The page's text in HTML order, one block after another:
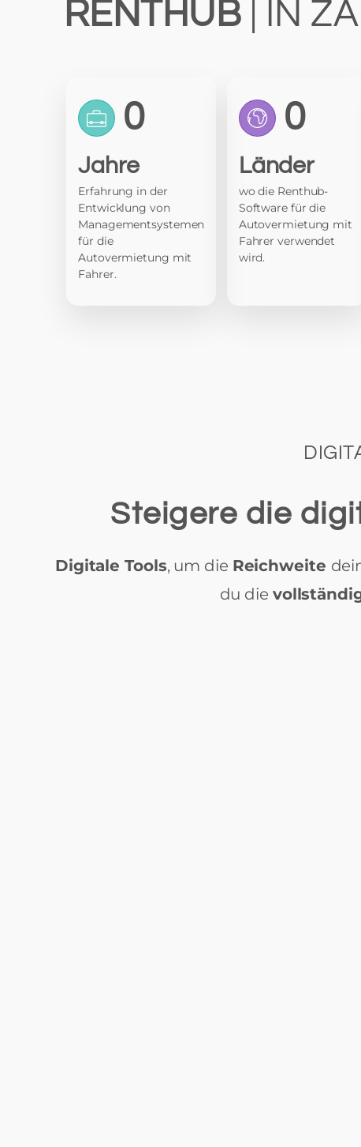
RENTHUB | IN
0
Jahre
Erfahrung in der
Entwicklung von
Managementsystemen
für die
Autovermietung mit
Fahrer.
0
Länder
wo die Renthub-
Software für die
Autovermietung mit
Fahrer verwendet
wird.
Steigere die
Digitale Tools, um die Reichweite
du die